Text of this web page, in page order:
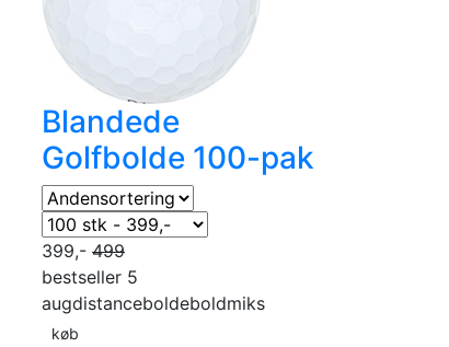
Blandede
Golfbolde 100-pak
399,- 499
bestseller 5
augdistanceboldeboldmiks
køb